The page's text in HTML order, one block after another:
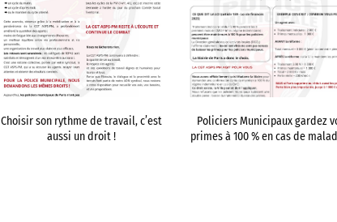
Choisir son rythme de travail, c’est
aussi un droit !
Policiers Municipaux gardez
primes à 100 % en cas de